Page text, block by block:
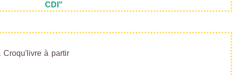
CDI"
Croqu'livre à partir